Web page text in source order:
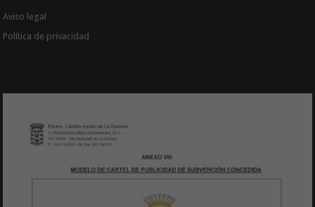
Aviso legal
Política de privacidad